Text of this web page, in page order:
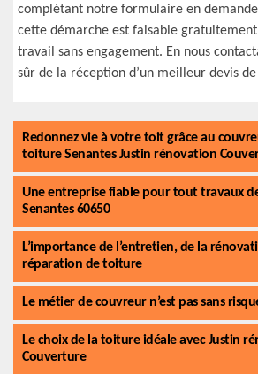
complétant notre formulaire en
cette démarche est faisable
travail sans engagement. En nous
sûr de la réception d’un meilleur devis
Redonnez vie à votre toit grâce au
toiture Senantes Justin rénovation
Une entreprise fiable pour tout travaux
Senantes 60650
L’importance de l’entretien, de la
réparation de toiture
Le métier de couvreur n’est pas sans
Le choix de la toiture idéale avec Justin
Couverture